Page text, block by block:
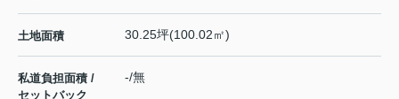
土地面積 30.25坪(100.02㎡)
私道負担面積 /
セットバック
-/無